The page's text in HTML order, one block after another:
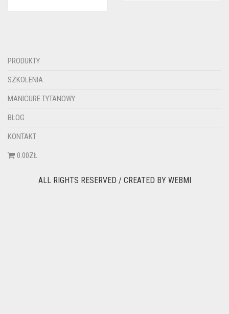
PRODUKTY
SZKOLENIA
MANICURE TYTANOWY
BLOG
KONTAKT
0.00ZŁ
ALL RIGHTS RESERVED / CREATED BY WEBMI